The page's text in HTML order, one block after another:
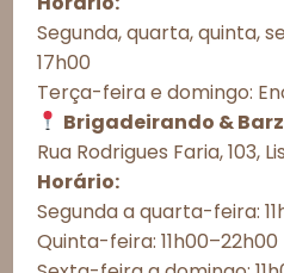
processar dados como
neste site. A não autorização ou a
afetar negativamente determinados
Aceitar
Ver
Esgotado
Informações Importantes
Segunda, quarta, quinta,
17h00
Terça-feira e domingo:
Brigadeirando &
Rua Rodrigues Faria, 103,
Horário:
Segunda a quarta-feira:
Quinta-feira: 11h00–22h00